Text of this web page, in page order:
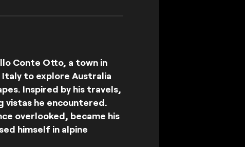
Conte Otto, a town in
Italy to explore Australia
Inspired by his travels,
vistas he encountered.
overlooked, became his
himself in alpine